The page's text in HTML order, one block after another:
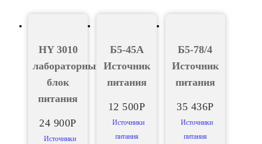
HY 3010
лабораторный
блок
питания
24 900Р
Источники
Б5-45А
Источник
питания
12 500Р
Источники
питания
Б5-78/4
Источник
питания
35 436Р
Источники
питания